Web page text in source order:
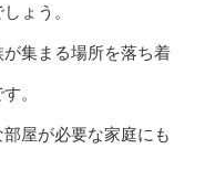
ょう。
集まる場所を落ち着
。
屋が必要な家庭にも